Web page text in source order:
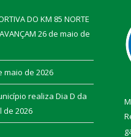
DO KM 85 NORTE
26 de maio de
maio de 2026
realiza Dia D da
de 2026